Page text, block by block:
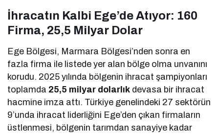
İhracatın Kalbi Ege’de Atıyor: 160
Firma, 25,5 Milyar Dolar
Ege Bölgesi, Marmara Bölgesi’nden sonra en
fazla firma ile listede yer alan bölge olma unvanını
korudu. 2025 yılında bölgenin ihracat şampiyonları
toplamda 25,5 milyar dolarlık devasa bir ihracat
hacmine imza attı. Türkiye genelindeki 27 sektörün
9’unda ihracat liderliğini Ege’den çıkan firmaların
üstlenmesi, bölgenin tarımdan sanayiye kadar